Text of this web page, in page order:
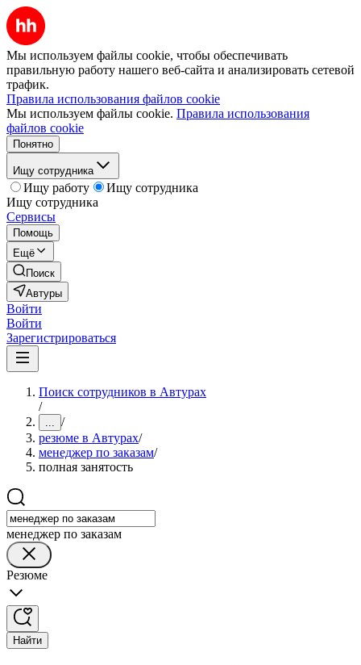
Мы используем файлы cookie, чтобы обеспечивать
правильную работу нашего веб-сайта и анализировать сетевой
трафик.
Правила использования файлов cookie
Мы используем файлы cookie. Правила использования
файлов cookie
Понятно
Ищу сотрудника
Ищу работу
Ищу сотрудника
Ищу сотрудника
Сервисы
Помощь
Ещё
Поиск
Автуры
Войти
Войти
Зарегистрироваться
Поиск сотрудников в Автурах
/
... /
резюме в Автурах/
менеджер по заказам/
полная занятость
менеджер по заказам
Резюме
Найти